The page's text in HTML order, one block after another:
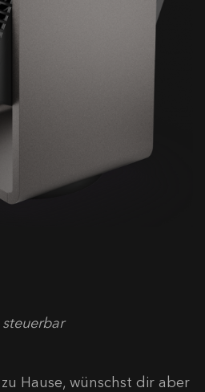
steuerbar
Hause, wünschst dir aber